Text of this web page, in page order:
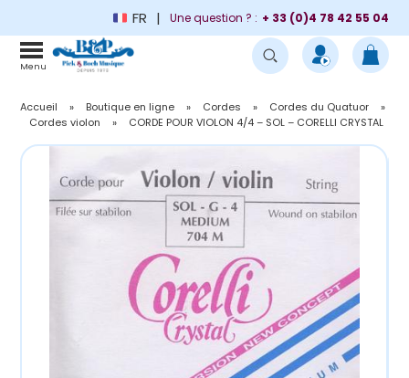
FR Une question ? : + 33 (0)4 78 42 55 04
Menu
Accueil » Boutique en ligne » Cordes » Cordes du Quatuor
»
Cordes violon
» CORDE POUR VIOLON 4/4 – SOL – CORELLI CRYSTAL